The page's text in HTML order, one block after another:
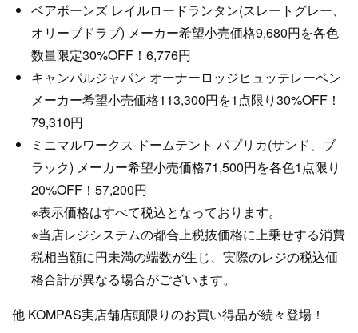
ベアボーンズ レイルロードランタン(スレートグレー、
オリーブドラブ) メーカー希望小売価格9,680円を各色
数量限定30%OFF！6,776円
キャンパルジャパン オーナーロッジヒュッテレーベン
メーカー希望小売価格113,300円を1点限り30%OFF！
79,310円
ミニマルワークス ドームテント パプリカ(サンド、ブ
ラック) メーカー希望小売価格71,500円を各色1点限り
20%OFF！57,200円
※表示価格はすべて税込となっております。
※当店レジシステムの都合上税抜価格に上乗せする消費
税相当額に円未満の端数が生じ、実際のレジの税込価
格合計が異なる場合がございます。
他 KOMPAS実店舗店頭限りのお買い得品が続々登場！